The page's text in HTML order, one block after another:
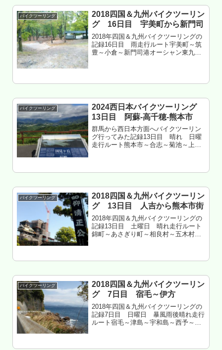
バイクツーリング
2018四国＆九州バイクツーリン
グ 16日目 宇美町から新門司
2018年四国＆九州バイクツーリングの
記録16日目 雨走行ルート宇美町～筑
豊～小倉～新門司港オーシャン東九フ
小倉へ むらた亭へ サニー...
バイクツーリング
2024西日本バイクツーリング
13日目 阿蘇-高千穂-熊本市
群馬から西日本方面へバイクツーリン
グ行ってみた記録13日目 晴れ 日曜
走行ルート熊本市～合志～菊池～上津
バイクツーリング
2018四国＆九州バイクツーリン
グ 13日目 人吉から熊本市街
2018年四国＆九州バイクツーリングの
記録13日目 土曜日 晴れ走行ルート
錦町～あさぎり町～相良村～五木村～
バイクツーリング
2018四国＆九州バイクツーリン
グ 7日目 宿毛～伊方
2018年四国＆九州バイクツーリングの
記録7日目 日曜日 暴風雨後晴れ走行
ルート宿毛～津島～宇和島～西予～八